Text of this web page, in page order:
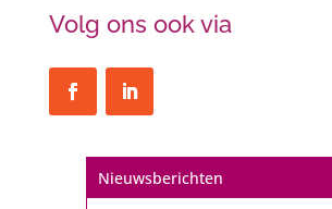
Volg ons ook via
Nieuwsberichten
zeker mogelijkheden
of het benutten van uw overwaarde.
het eigenlijk met een hypotheek als u 57